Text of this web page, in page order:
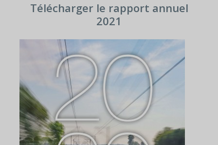
Télécharger le rapport annuel
2021